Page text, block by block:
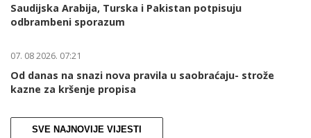
Saudijska Arabija, Turska i Pakistan potpisuju
odbrambeni sporazum
07. 08 2026. 07:21
Od danas na snazi nova pravila u saobraćaju- strože
kazne za kršenje propisa
SVE NAJNOVIJE VIJESTI